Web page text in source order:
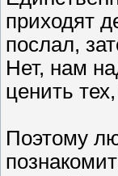
приходят
послал,
Нет, нам
ценить
Поэтому